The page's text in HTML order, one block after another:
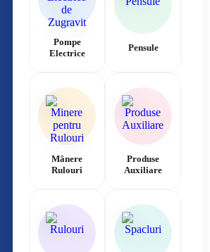
Pompe
Electrice
Pensule
Mânere
Rulouri
Produse
Auxiliare